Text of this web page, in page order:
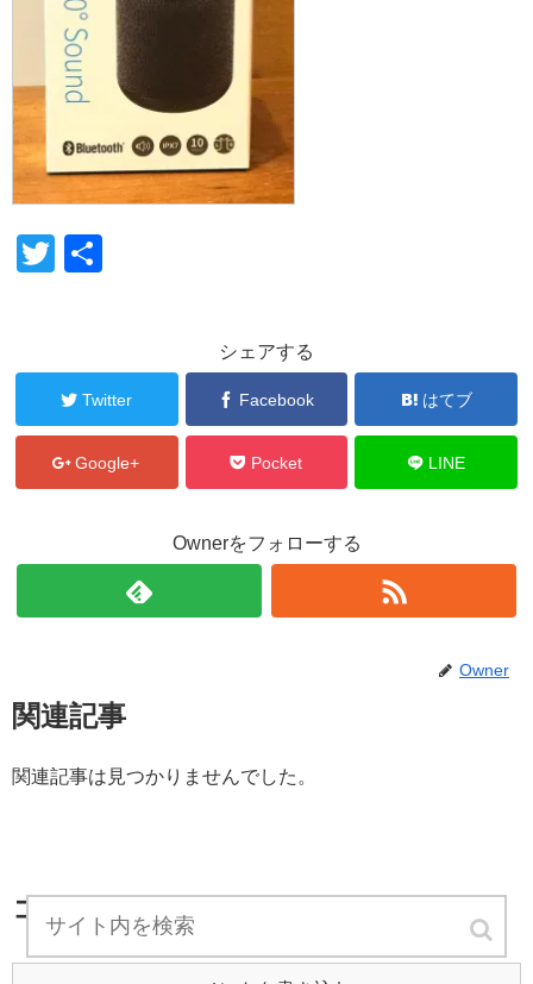
T
er
シェアする
Twitter Facebook はてブ
Google+ Pocket LINE
Ownerをフォローする
Owner
関連記事
関連記事は見つかりませんでした。
コメント